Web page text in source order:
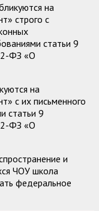
на
строго с
статьи 9
ФЗ «О
на
с их письменного
статьи 9
ФЗ «О
и
ЧОУ школа
федеральное